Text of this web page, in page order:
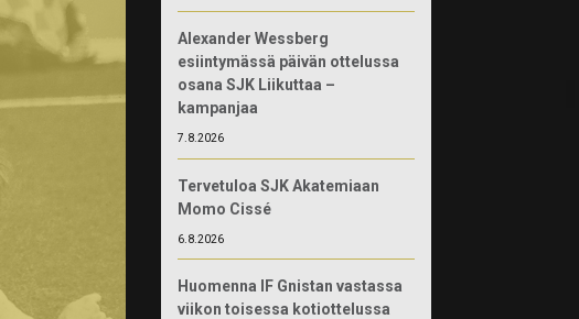
Alexander Wessberg
esiintymässä päivän ottelussa
osana SJK Liikuttaa –
kampanjaa
7.8.2026
Tervetuloa SJK Akatemiaan
Momo Cissé
6.8.2026
Huomenna IF Gnistan vastassa
viikon toisessa kotiottelussa